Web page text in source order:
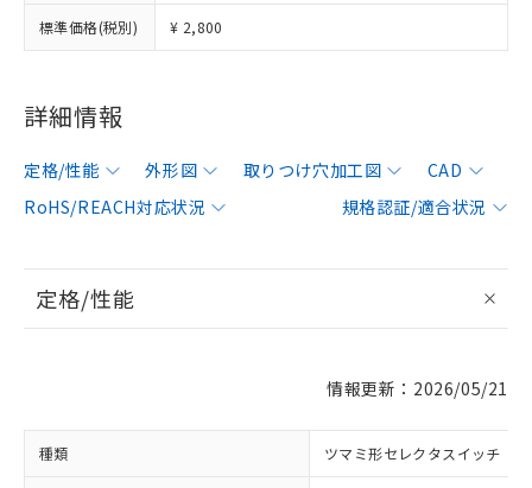
標準価格(税別) ¥ 2,800
詳細情報
定格/性能 外形図 取りつけ穴加工図
CAD
RoHS/REACH対応状況
規格認証/適合状況
定格/性能
情報更新：2026/05/21
種類 ツマミ形セレクタスイッチ